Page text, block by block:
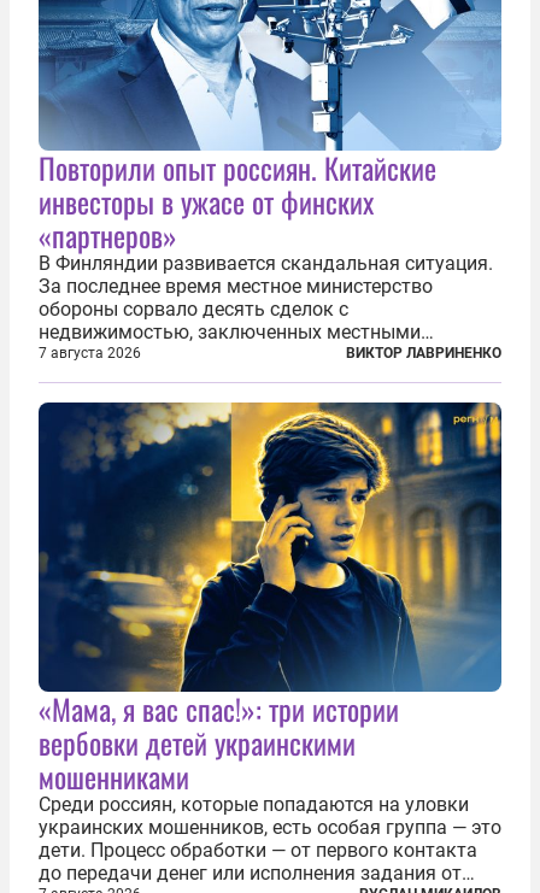
Повторили опыт россиян. Китайские
инвесторы в ужасе от финских
«партнеров»
В Финляндии развивается скандальная ситуация.
За последнее время местное министерство
обороны сорвало десять сделок с
недвижимостью, заключенных местными
фирмами с китайским капиталом. Чиновники
заявили, что они могли заключаться с целью
создания в Финляндии шпионской сети, чтобы
следить за...
7 августа 2026 ВИКТОР ЛАВРИНЕНКО
«Мама, я вас спас!»: три истории
вербовки детей украинскими
мошенниками
Среди россиян, которые попадаются на уловки
украинских мошенников, есть особая группа — это
дети. Процесс обработки — от первого контакта
до передачи денег или исполнения задания от